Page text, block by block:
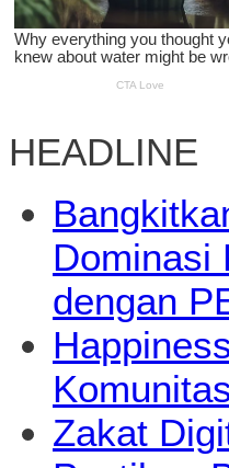
HEADLINE
Dominasi
dengan
Zakat